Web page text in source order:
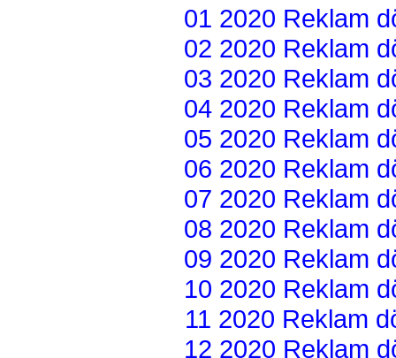
01 2020 Reklam
02 2020 Reklam
03 2020 Reklam
04 2020 Reklam
05 2020 Reklam
06 2020 Reklam
07 2020 Reklam
08 2020 Reklam
09 2020 Reklam
10 2020 Reklam
11 2020 Reklam
12 2020 Reklam